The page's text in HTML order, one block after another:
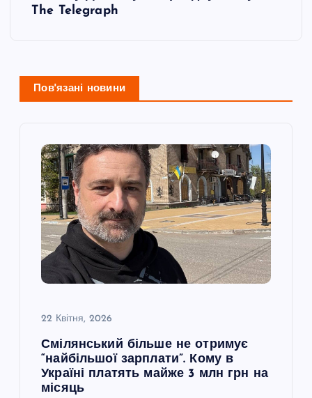
The Telegraph
Пов'язані новини
22 Квітня, 2026
Смілянський більше не отримує
“найбільшої зарплати”. Кому в
Україні платять майже 3 млн грн на
місяць